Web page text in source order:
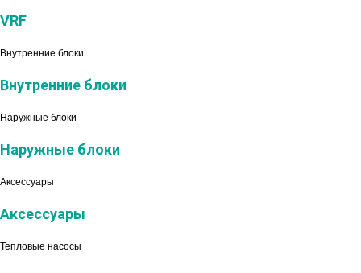
VRF
Внутренние блоки
Внутренние блоки
Наружные блоки
Наружные блоки
Аксессуары
Аксессуары
Тепловые насосы